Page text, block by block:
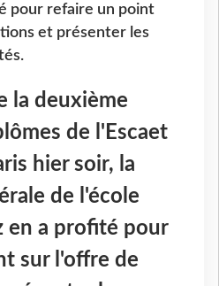
pour refaire un point
et présenter les
la deuxième
de l'Escaet
hier soir, la
de l'école
en a profité pour
sur l'offre de